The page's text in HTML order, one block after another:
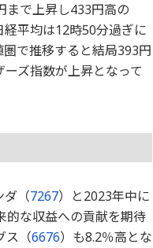
まで上昇し433円高の
平均は12時50分過ぎに
で推移すると結局393円
ズ指数が上昇となって
ダ（7267）と2023年中に
的な収益への貢献を期待
ス（6676）も8.2％高とな